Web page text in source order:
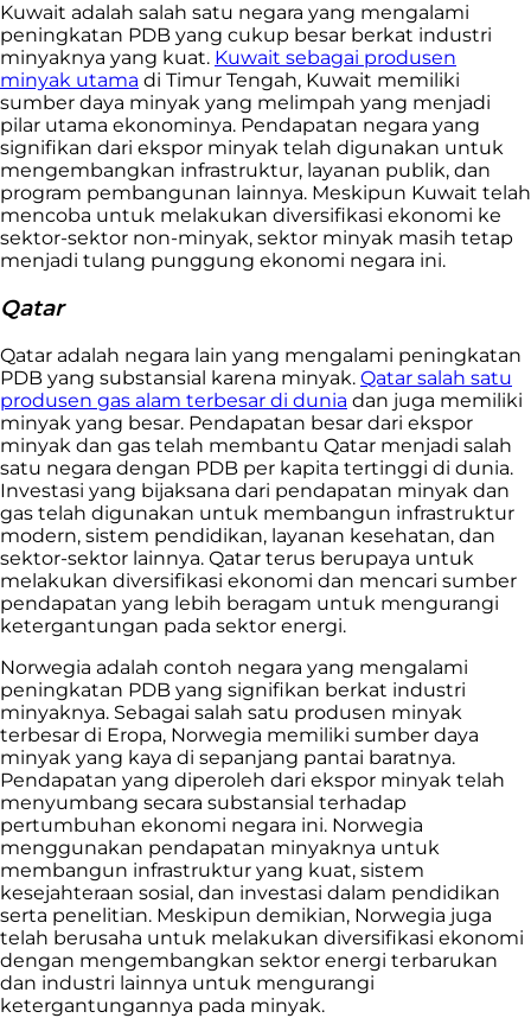
Kuwait adalah salah satu negara yang mengalami
peningkatan PDB yang cukup besar berkat industri
minyaknya yang kuat. Kuwait sebagai produsen
minyak utama di Timur Tengah, Kuwait memiliki
sumber daya minyak yang melimpah yang menjadi
pilar utama ekonominya. Pendapatan negara yang
signifikan dari ekspor minyak telah digunakan untuk
mengembangkan infrastruktur, layanan publik, dan
program pembangunan lainnya. Meskipun Kuwait telah
mencoba untuk melakukan diversifikasi ekonomi ke
sektor-sektor non-minyak, sektor minyak masih tetap
menjadi tulang punggung ekonomi negara ini.
Qatar
Qatar adalah negara lain yang mengalami peningkatan
PDB yang substansial karena minyak. Qatar salah satu
produsen gas alam terbesar di dunia dan juga memiliki
minyak yang besar. Pendapatan besar dari ekspor
minyak dan gas telah membantu Qatar menjadi salah
satu negara dengan PDB per kapita tertinggi di dunia.
Investasi yang bijaksana dari pendapatan minyak dan
gas telah digunakan untuk membangun infrastruktur
modern, sistem pendidikan, layanan kesehatan, dan
sektor-sektor lainnya. Qatar terus berupaya untuk
melakukan diversifikasi ekonomi dan mencari sumber
pendapatan yang lebih beragam untuk mengurangi
ketergantungan pada sektor energi.
Norwegia adalah contoh negara yang mengalami
peningkatan PDB yang signifikan berkat industri
minyaknya. Sebagai salah satu produsen minyak
terbesar di Eropa, Norwegia memiliki sumber daya
minyak yang kaya di sepanjang pantai baratnya.
Pendapatan yang diperoleh dari ekspor minyak telah
menyumbang secara substansial terhadap
pertumbuhan ekonomi negara ini. Norwegia
menggunakan pendapatan minyaknya untuk
membangun infrastruktur yang kuat, sistem
kesejahteraan sosial, dan investasi dalam pendidikan
serta penelitian. Meskipun demikian, Norwegia juga
telah berusaha untuk melakukan diversifikasi ekonomi
dengan mengembangkan sektor energi terbarukan
dan industri lainnya untuk mengurangi
ketergantungannya pada minyak.